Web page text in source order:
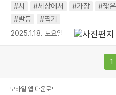
#시 #세상에서 #가장 #짧은
#발등
#찍기
2025.1.18. 토요일
1
모바일 앱 다운로드